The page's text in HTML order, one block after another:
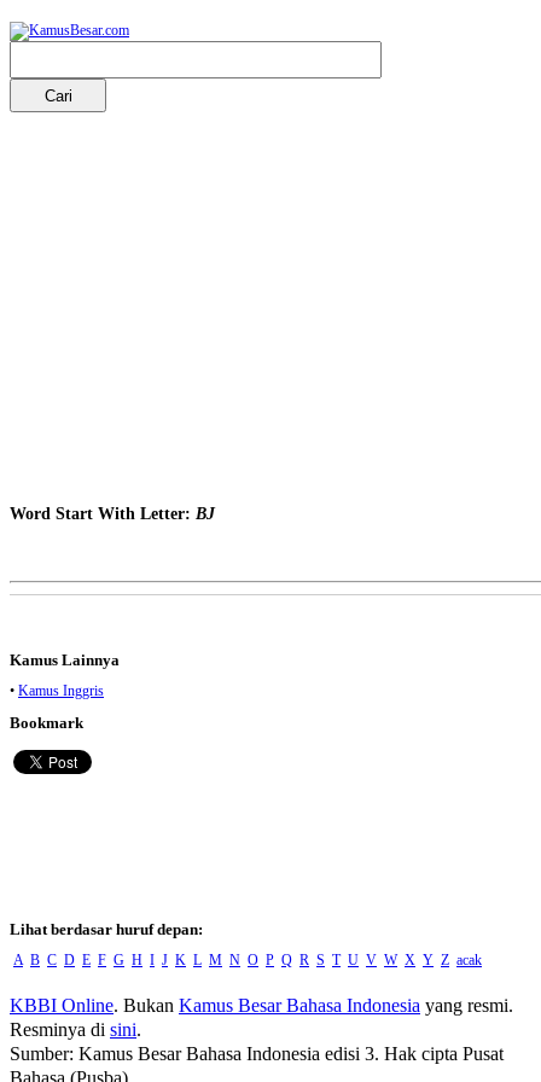
Word Start With Letter: BJ
Kamus Lainnya
• Kamus Inggris
Bookmark
Lihat berdasar huruf depan:
A B C D E F G H I J K L M N O P Q R S T U V W X Y Z acak
KBBI Online. Bukan Kamus Besar Bahasa Indonesia yang resmi.
Resminya di sini.
Sumber: Kamus Besar Bahasa Indonesia edisi 3. Hak cipta Pusat